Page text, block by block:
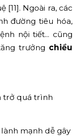
Ngoài ra, các
đường tiêu hóa,
nội tiết... cũng
trưởng chiều
trở quá trình
mạnh dễ gây